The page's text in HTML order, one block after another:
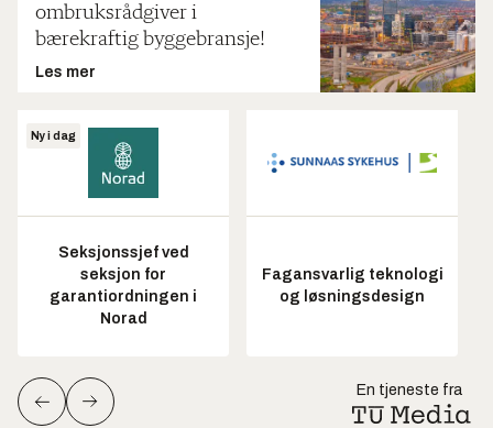
ombruksrådgiver i
bærekraftig byggebransje!
Les mer
Ny i dag
Seksjonssjef ved
seksjon for
garantiordningen i
Norad
Fagansvarlig teknologi
og løsningsdesign
En tjeneste fra